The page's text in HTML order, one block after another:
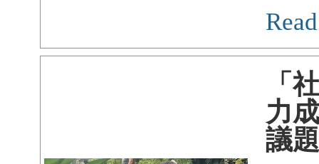
「
力
議